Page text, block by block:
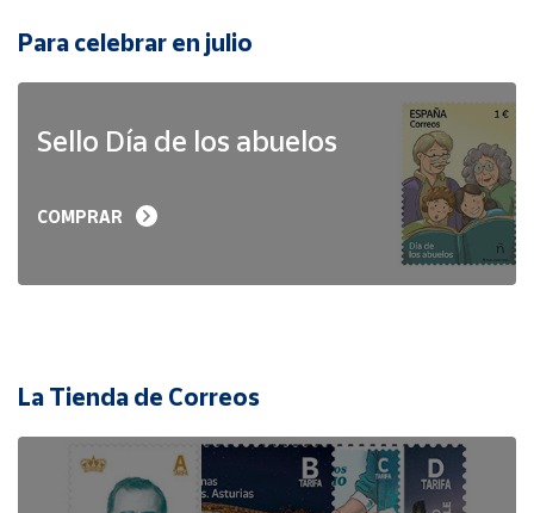
Para celebrar en julio
Sello Día de los abuelos
COMPRAR
La Tienda de Correos